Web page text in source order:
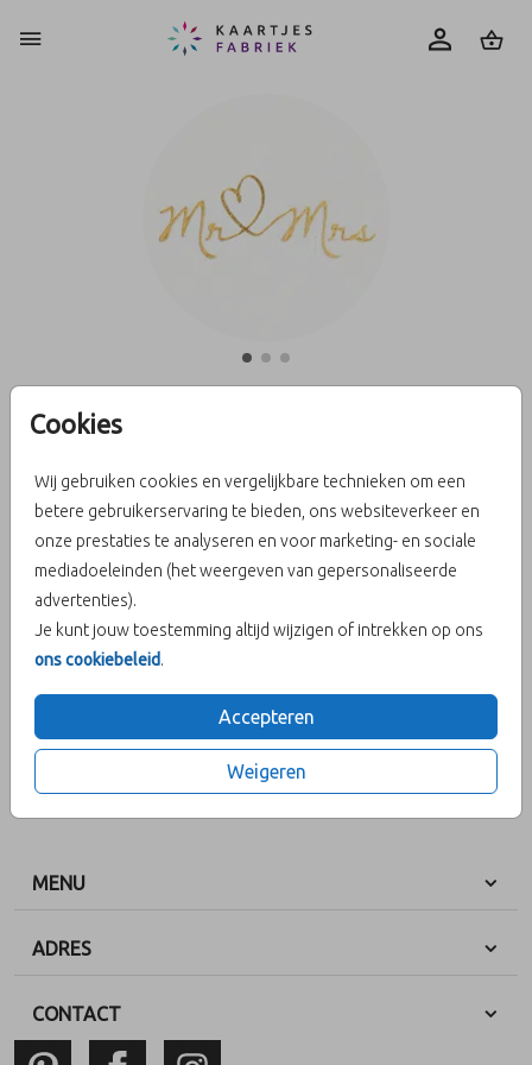
Cookies
Wij gebruiken cookies en vergelijkbare technieken om een
betere gebruikerservaring te bieden, ons websiteverkeer en
onze prestaties te analyseren en voor marketing- en sociale
mediadoeleinden (het weergeven van gepersonaliseerde
advertenties).
Je kunt jouw toestemming altijd wijzigen of intrekken op ons
ons cookiebeleid.
Accepteren
Weigeren
Aantal x 25 zegels Prijs: € 6,50
OMSCHRIJVING
per 25 zegels
MENU
ADRES
CONTACT